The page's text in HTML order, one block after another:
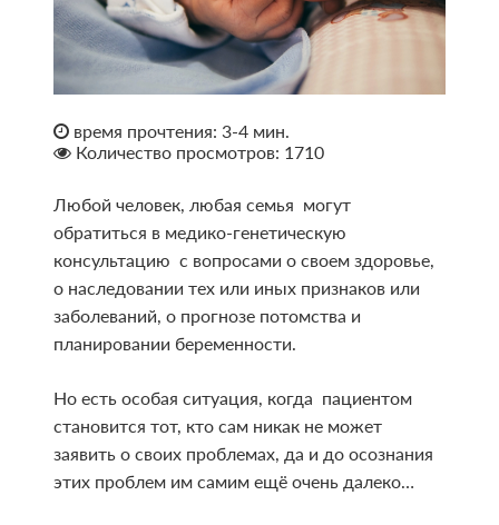
время прочтения: 3-4 мин.
Количество просмотров: 1710
Любой человек, любая семья могут
обратиться в медико-генетическую
консультацию с вопросами о своем здоровье,
о наследовании тех или иных признаков или
заболеваний, о прогнозе потомства и
планировании беременности.
Но есть особая ситуация, когда пациентом
становится тот, кто сам никак не может
заявить о своих проблемах, да и до осознания
этих проблем им самим ещё очень далеко…